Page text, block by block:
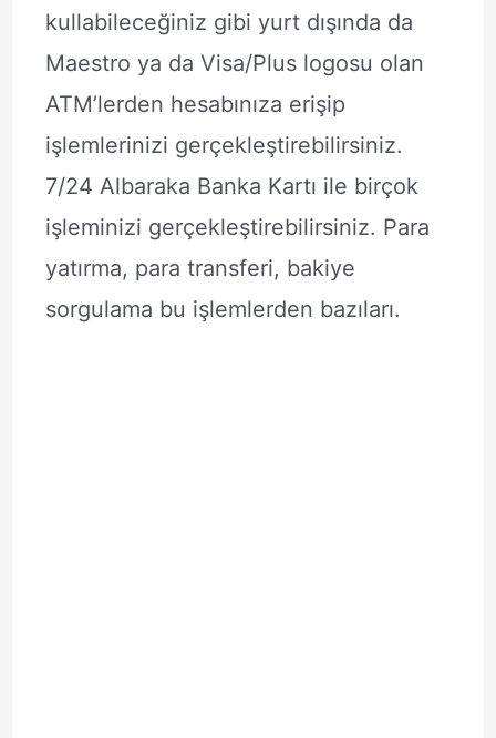
kullabileceğiniz gibi yurt dışında da
Maestro ya da Visa/Plus logosu olan
ATM’lerden hesabınıza erişip
işlemlerinizi gerçekleştirebilirsiniz.
7/24 Albaraka Banka Kartı ile birçok
işleminizi gerçekleştirebilirsiniz. Para
yatırma, para transferi, bakiye
sorgulama bu işlemlerden bazıları.